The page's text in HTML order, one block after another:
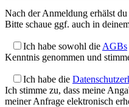
Nach der Anmeldung erhälst
Bitte schaue ggf. auch in
Ich habe sowohl die AGBs
Kenntnis genommen und
Ich habe die
Ich stimme zu, dass meine
meiner Anfrage elektronisch